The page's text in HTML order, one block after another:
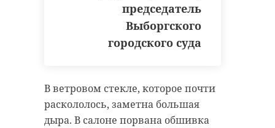
председатель
Выборгского
городского суда
В ветровом стекле, которое почти
раскололось, заметна большая
дыра. В салоне порвана обшивка